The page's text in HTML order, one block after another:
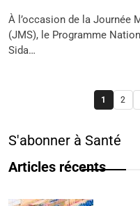
À l’occasion de la Journée
(JMS), le Programme
Sida…
Pagination
Page
1 2
S'abonner à Santé
Articles récents